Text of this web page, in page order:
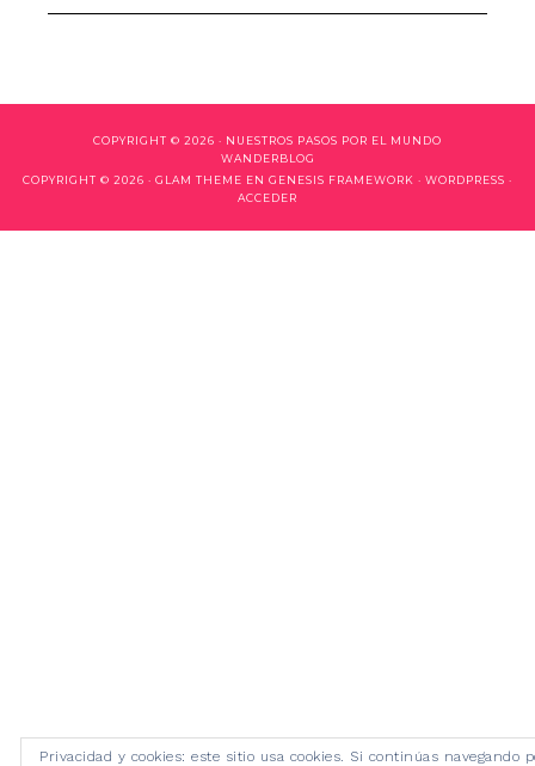
COPYRIGHT © 2026 · NUESTROS PASOS POR EL MUNDO
WANDERBLOG
COPYRIGHT © 2026 · GLAM THEME EN GENESIS FRAMEWORK · WORDPRESS ·
ACCEDER
Privacidad y cookies: este sitio usa cookies. Si continúas navegando